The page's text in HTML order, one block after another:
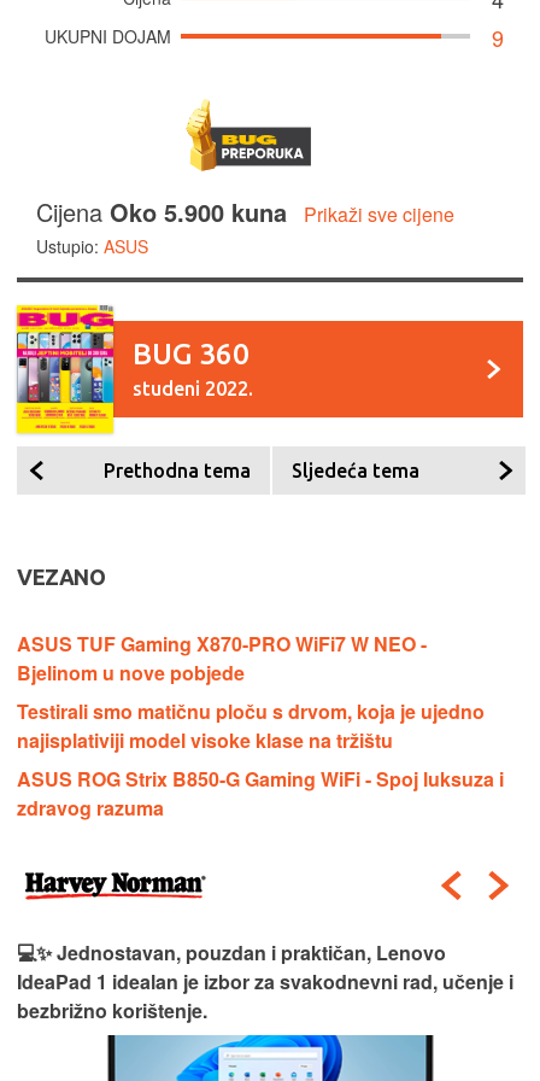
UKUPNI DOJAM 9
Cijena Oko 5.900 kuna Prikaži sve cijene
Ustupio: ASUS
BUG 360
studeni 2022.
Prethodna tema Sljedeća tema
VEZANO
ASUS TUF Gaming X870-PRO WiFi7 W NEO -
Bjelinom u nove pobjede
Testirali smo matičnu ploču s drvom, koja je ujedno
najisplativiji model visoke klase na tržištu
ASUS ROG Strix B850-G Gaming WiFi - Spoj luksuza i
zdravog razuma
💻✨ Jednostavan, pouzdan i praktičan, Lenovo
IdeaPad 1 idealan je izbor za svakodnevni rad, učenje i
bezbrižno korištenje.